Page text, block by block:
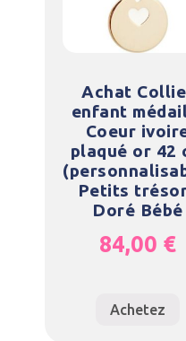
Achat
enfant
Coeur
plaqué or 42
Petits
Doré Bébé
84,00 €
Achetez